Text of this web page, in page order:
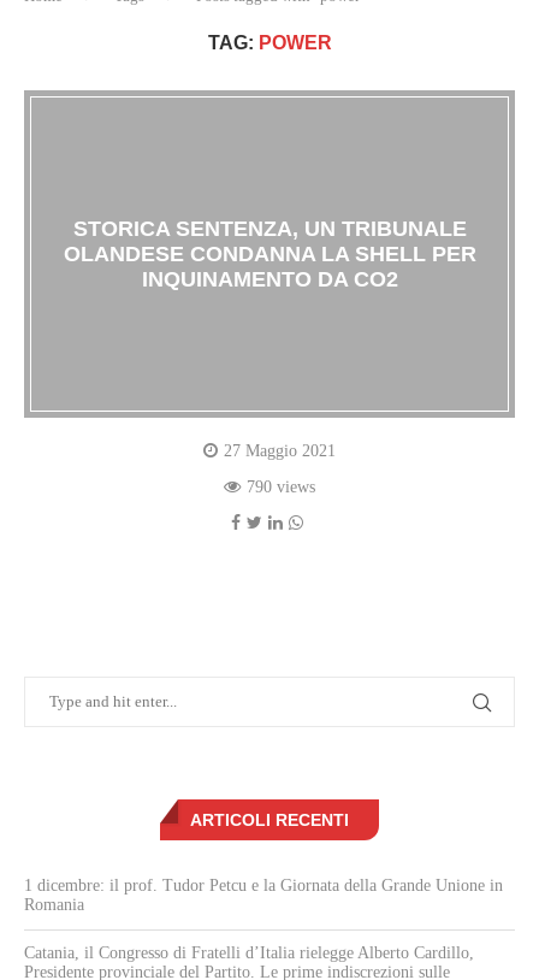
TAG: POWER
STORICA SENTENZA, UN TRIBUNALE
OLANDESE CONDANNA LA SHELL PER
INQUINAMENTO DA CO2
27 Maggio 2021
790 views
ARTICOLI RECENTI
1 dicembre: il prof. Tudor Petcu e la Giornata della Grande Unione in
Romania
Catania, il Congresso di Fratelli d’Italia rielegge Alberto Cardillo,
Presidente provinciale del Partito. Le prime indiscrezioni sulle